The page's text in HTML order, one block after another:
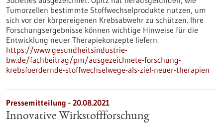
Tumorzellen bestimmte Stoffwechselprodukte nutzen, um
sich vor der körpereigenen Krebsabwehr zu schützen. Ihre
Forschungsergebnisse können wichtige Hinweise für die
Entwicklung neuer Therapiekonzepte liefern.
https://www.gesundheitsindustrie-
bw.de/fachbeitrag/pm/ausgezeichnete-forschung-
krebsfoerdernde-stoffwechselwege-als-ziel-neuer-therapien
Pressemitteilung - 20.08.2021
Innovative Wirkstoffforschung